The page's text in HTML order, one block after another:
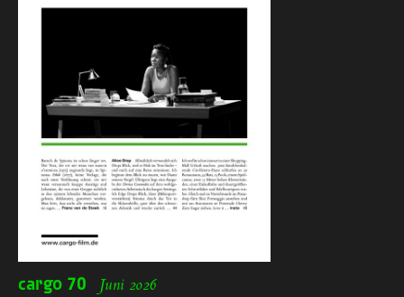
cargo 70 Juni 2026